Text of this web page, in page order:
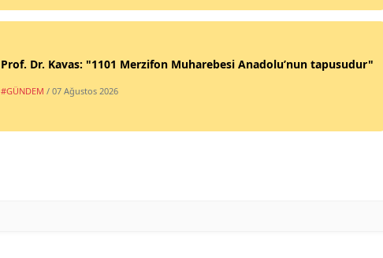
Prof. Dr. Kavas: "1101 Merzifon Muharebesi Anadolu’nun tapusudur"
#GÜNDEM / 07 Ağustos 2026